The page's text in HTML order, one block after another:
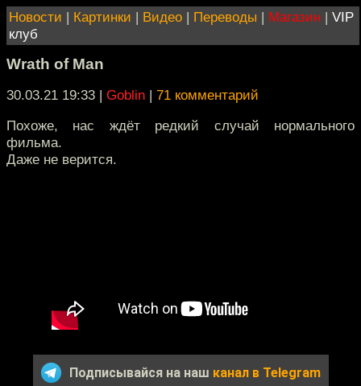
Новости | Картинки | Видео | Переводы | Магазин | VIP
клуб
Wrath of Man
30.03.21 19:33 | Goblin | 71 комментарий
Похоже, нас ждёт редкий случай нормального
фильма.
Даже не верится.
Подписывайся на наш канал в Telegram